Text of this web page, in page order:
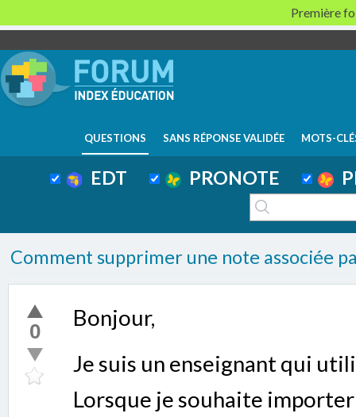
QUESTIONS SANS RÉPONSE VALIDÉE MOTS-
EDT PRONOTE
Comment supprimer une note associée
0
Bonjour,
Je suis un enseignant qui
Lorsque je souhaite
Première